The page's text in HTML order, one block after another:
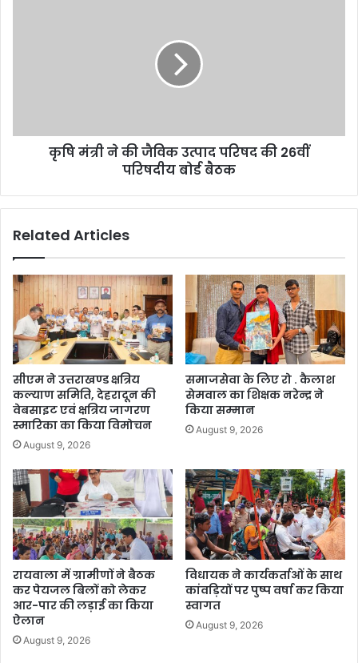
कृषि मंत्री ने की जैविक उत्पाद परिषद की 26वीं
परिषदीय बोर्ड बैठक
Related Articles
सीएम ने उत्तराखण्ड क्षत्रिय
कल्याण समिति, देहरादून की
वेबसाइट एवं क्षत्रिय जागरण
स्मारिका का किया विमोचन
August 9, 2026
समाजसेवा के लिए रो . कैलाश
सेमवाल का शिक्षक नरेन्द्र ने
किया सम्मान
August 9, 2026
रायवाला में ग्रामीणों ने बैठक
कर पेयजल बिलों को लेकर
आर-पार की लड़ाई का किया
ऐलान
August 9, 2026
विधायक ने कार्यकर्ताओं के साथ
कांवड़ियों पर पुष्प वर्षा कर किया
स्वागत
August 9, 2026